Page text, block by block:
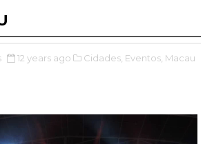
12 years ago Cidades, Eventos, Macau